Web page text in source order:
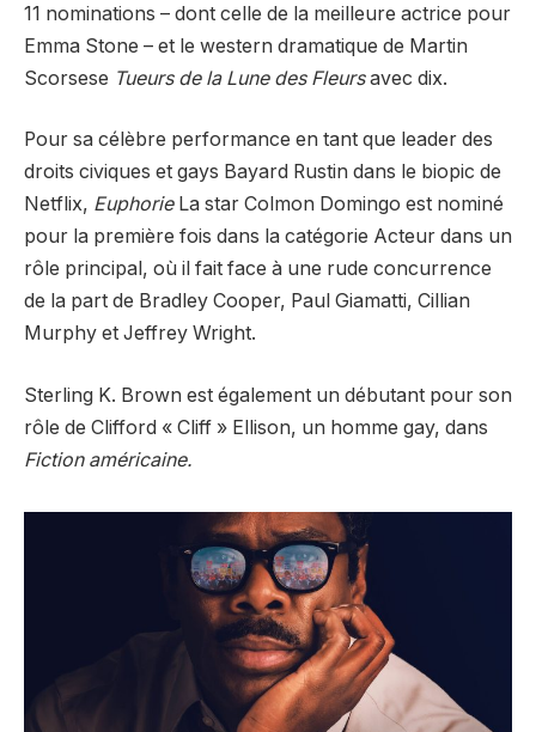
11 nominations – dont celle de la meilleure actrice pour
Emma Stone – et le western dramatique de Martin
Scorsese Tueurs de la Lune des Fleursavec dix.
Pour sa célèbre performance en tant que leader des
droits civiques et gays Bayard Rustin dans le biopic de
Netflix, EuphorieLa star Colmon Domingo est nominé
pour la première fois dans la catégorie Acteur dans un
rôle principal, où il fait face à une rude concurrence
de la part de Bradley Cooper, Paul Giamatti, Cillian
Murphy et Jeffrey Wright.
Sterling K. Brown est également un débutant pour son
rôle de Clifford « Cliff » Ellison, un homme gay, dans
Fiction américaine.